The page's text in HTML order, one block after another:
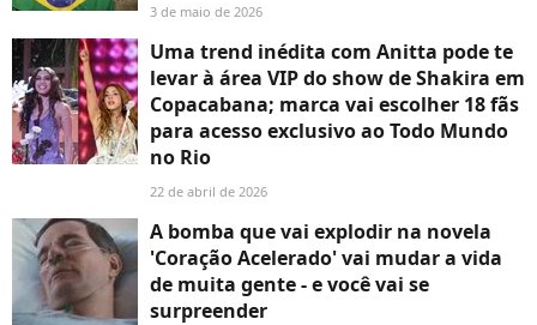
3 de maio de 2026
Uma trend inédita com Anitta pode te
levar à área VIP do show de Shakira em
Copacabana; marca vai escolher 18 fãs
para acesso exclusivo ao Todo Mundo
no Rio
22 de abril de 2026
A bomba que vai explodir na novela
'Coração Acelerado' vai mudar a vida
de muita gente - e você vai se
surpreender